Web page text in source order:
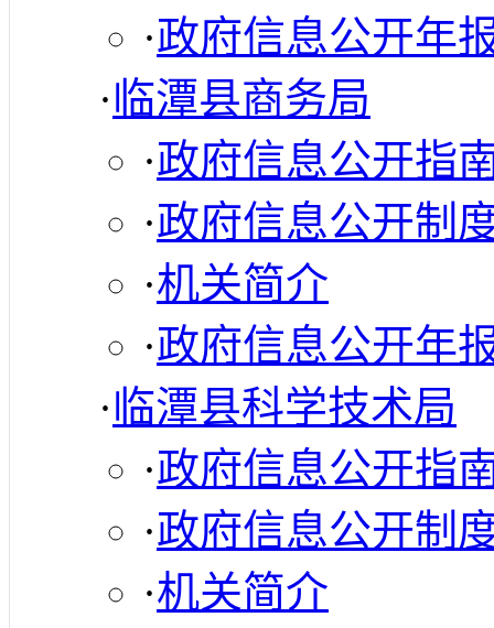
·政府信息公开年
·临潭县商务局
·政府信息公开指
·政府信息公开制
·机关简介
·政府信息公开年
·临潭县科学技术局
·政府信息公开指
·政府信息公开制
·机关简介